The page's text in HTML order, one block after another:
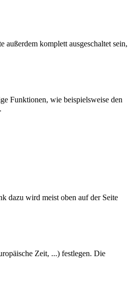
komplett ausgeschaltet sein,
Funktionen, wie beispielsweise den
dazu wird meist oben auf der Seite
Zeit, ...) festlegen. Die